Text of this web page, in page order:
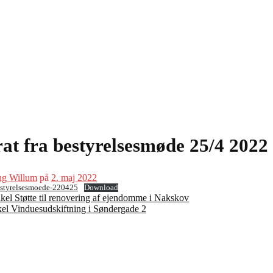
fra bestyrelsesmøde 25/4 2022
Willum på 2. maj 2022
220425 Download
Støtte til renovering af ejendomme i Nakskov
Vinduesudskiftning i Søndergade 2